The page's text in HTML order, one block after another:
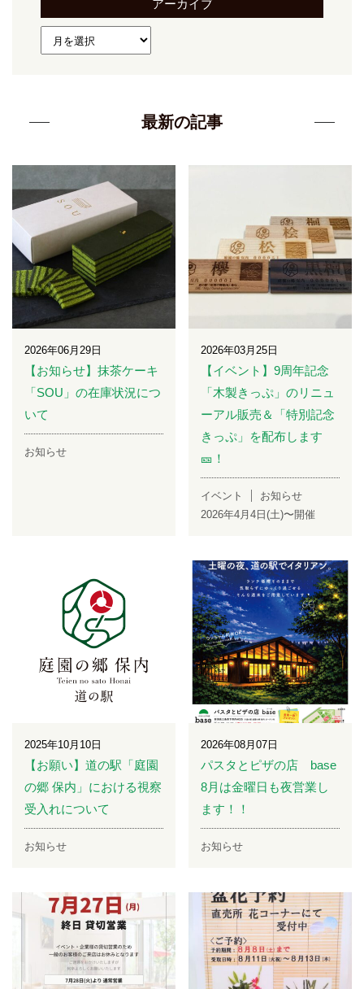
アーカイブ
最新の記事
2026年06月29日
【お知らせ】抹茶ケーキ
「SOU」の在庫状況につ
いて
お知らせ
2026年03月25日
【イベント】9周年記念
「木製きっぷ」のリニュ
ーアル販売＆「特別記念
きっぷ」を配布します
🎫！
イベント
お知らせ
2026年4月4日(土)〜開催
2025年10月10日
【お願い】道の駅「庭園
の郷 保内」における視察
受入れについて
お知らせ
2026年08月07日
パスタとピザの店 base
8月は金曜日も夜営業し
ます！！
お知らせ